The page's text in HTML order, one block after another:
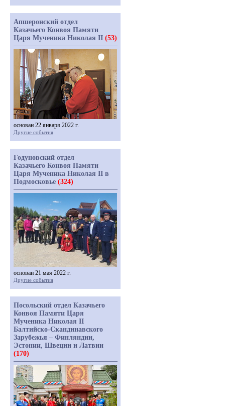
Апшеронский отдел
Казачьего Конвоя Памяти
Царя Мученика Николая II (53)
основан 22 января 2022 г.
Другие события
Годуновский отдел
Казачьего Конвоя Памяти
Царя Мученика Николая II в
Подмосковье (324)
основан 21 мая 2022 г.
Другие события
Посольский отдел Казачьего
Конвоя Памяти Царя
Мученика Николая II
Балтийско-Скандинавского
Зарубежья – Финляндии,
Эстонии, Швеции и Латвии
(170)